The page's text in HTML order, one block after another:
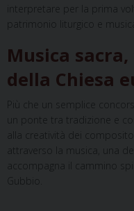
interpretare per la prima
patrimonio liturgico e
Musica
della Chiesa
Più che un semplice
un ponte tra tradizione e
alla creatività dei
attraverso la musica, una
accompagna il cammino
Gubbio.